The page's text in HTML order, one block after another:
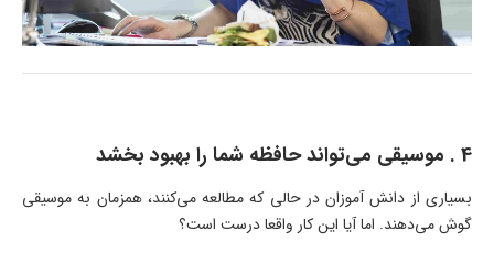
4 . موسیقی می‌تواند حافظه شما را بهبود بخشد
بسیاری از دانش آموزان در حالی که مطالعه می‌کنند، همزمان به موسیقی
گوش می‌دهند. اما آیا این کار واقعا درست است؟